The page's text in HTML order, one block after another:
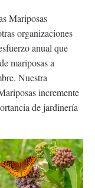
Mariposas
organizaciones
anual que
mariposas a
Nuestra
incremente
de jardinería